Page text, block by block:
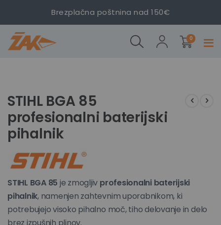
Brezplačna poštnina nad 150€
0izdelki
galerije
slik
profesionalni
baterijski
profesionalni
baterijski
galerije
slik
STIHL BGA 85
profesionalni baterijski
pihalnik
STIHL BGA 85 je zmogljiv profesionalni baterijski
pihalnik, namenjen zahtevnim uporabnikom, ki
potrebujejo visoko pihalno moč, tiho delovanje in delo
brez izpušnih plinov.